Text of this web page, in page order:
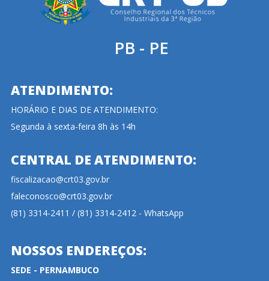
PB - PE
ATENDIMENTO:
HORÁRIO E DIAS DE ATENDIMENTO:
Segunda à sexta-feira 8h às 14h
CENTRAL DE ATENDIMENTO:
fiscalizacao@crt03.gov.br
faleconosco@crt03.gov.br
(81) 3314-2411 / (81) 3314-2412 - WhatsApp
NOSSOS ENDEREÇOS:
SEDE - PERNAMBUCO